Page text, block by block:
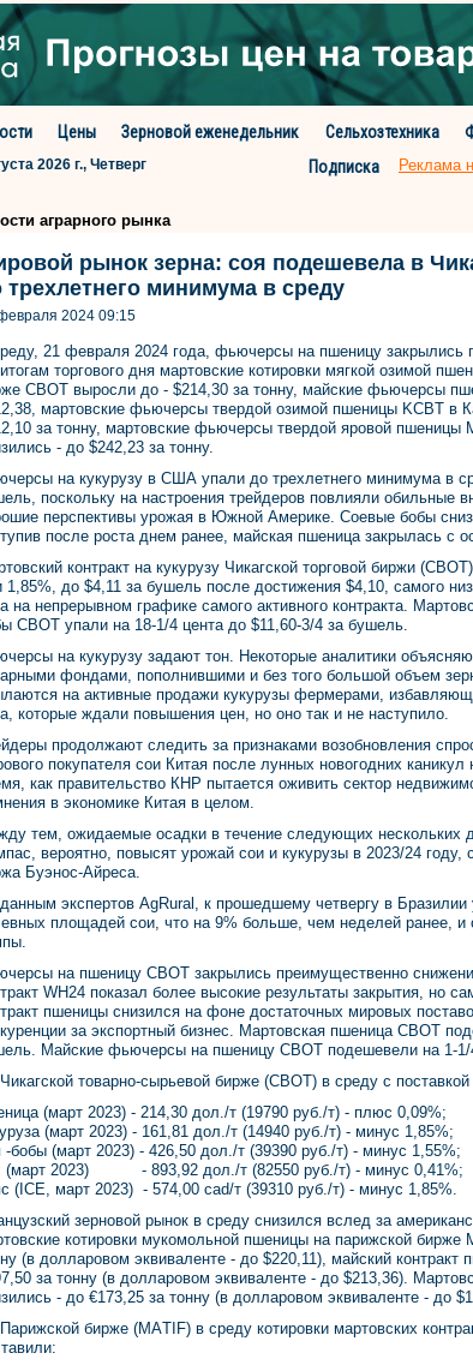
Цены Зерновой еженедельник Сельхозтехника
Подписка
2026 г., Четверг Реклама
аграрного рынка
рынок зерна: соя подешевела в
трехлетнего минимума в среду
2024 09:15
21 февраля 2024 года, фьючерсы на пшеницу закрылись
торгового дня мартовские котировки мягкой озимой
CBOT выросли до - $214,30 за тонну, майские фьючерсы
мартовские фьючерсы твердой озимой пшеницы KCBT в
за тонну, мартовские фьючерсы твердой яровой пшеницы
- до $242,23 за тонну.
на кукурузу в США упали до трехлетнего минимума в
поскольку на настроения трейдеров повлияли обильные
перспективы урожая в Южной Америке. Соевые бобы
после роста днем ​​ранее, майская пшеница закрылась с
контракт на кукурузу Чикагской торговой биржи
1,85%, до $4,11 за бушель после достижения $4,10, самого
на непрерывном графике самого активного контракта.
CBOT упали на 18-1/4 цента до $11,60-3/4 за бушель.
на кукурузу задают тон. Некоторые аналитики
фондами, пополнившими и без того большой объем
на активные продажи кукурузы фермерами,
которые ждали повышения цен, но оно так и не наступило.
продолжают следить за признаками возобновления
покупателя сои Китая после лунных новогодних
как правительство КНР пытается оживить сектор
в экономике Китая в целом.
тем, ожидаемые осадки в течение следующих нескольких
вероятно, повысят урожай сои и кукурузы в 2023/24 году,
Буэнос-Айреса.
экспертов AgRural, к прошедшему четвергу в
площадей сои, что на 9% больше, чем неделей ранее, и
на пшеницу CBOT закрылись преимущественно
WH24 показал более высокие результаты закрытия, но
пшеницы снизился на фоне достаточных мировых
за экспортный бизнес. Мартовская пшеница CBOT
Майские фьючерсы на пшеницу CBOT подешевели на 1-1/
товарно-сырьевой бирже (CBOT) в среду с
(март 2023) - 214,30 дол./т (19790 руб./т) - плюс 0,09%;
(март 2023) - 161,81 дол./т (14940 руб./т) - минус 1,85%;
-бобы (март 2023) - 426,50 дол./т (39390 руб./т) - минус 1,55%;
(март 2023) - 893,92 дол./т (82550 руб./т) - минус 0,41%;
(ICE, март 2023) - 574,00 cad/т (39310 руб./т) - минус 1,85%.
зерновой рынок в среду снизился вслед за
котировки мукомольной пшеницы на парижской бирже
(в долларовом эквиваленте - до $220,11), майский
за тонну (в долларовом эквиваленте - до $213,36).
- до €173,25 за тонну (в долларовом эквиваленте - до
бирже (МАTIF) в среду котировки мартовских